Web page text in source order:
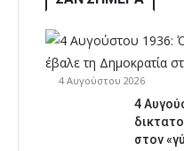
4 Αυγούστου 2026
4
στον